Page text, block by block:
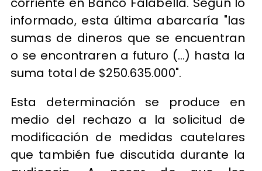
informado, esta última abarcaría "las
sumas de dineros que se encuentran
o se encontraren a futuro (...) hasta la
suma total de $250.635.000".
Esta determinación se produce en
medio del rechazo a la solicitud de
modificación de medidas cautelares
que también fue discutida durante la